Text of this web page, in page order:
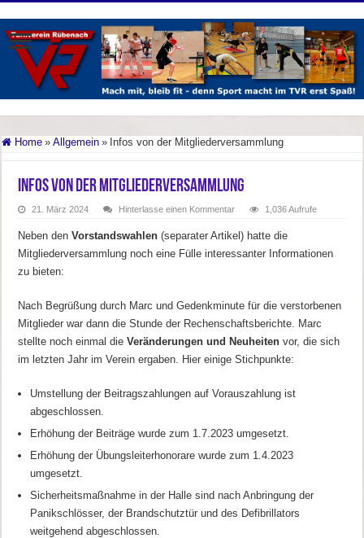
Home » Allgemein » Infos von der Mitgliederversammlung
Infos von der Mitgliederversammlung
21. März 2024 Hinterlasse einen Kommentar 1,036 Aufrufe
Neben denVorstandswahlen (separater Artikel) hatte die
Mitgliederversammlung noch eine Fülle interessanter Informationen
zu bieten:
Nach Begrüßung durch Marc und Gedenkminute für die verstorbenen
Mitglieder war dann die Stunde der Rechenschaftsberichte. Marc
stellte noch einmal dieVeränderungen und Neuheitenvor, die sich
im letzten Jahr im Verein ergaben. Hier einige Stichpunkte:
Umstellung der Beitragszahlungen auf Vorauszahlung ist
abgeschlossen.
Erhöhung der Beiträge wurde zum 1.7.2023 umgesetzt.
Erhöhung der Übungsleiterhonorare wurde zum 1.4.2023
umgesetzt.
Sicherheitsmaßnahme in der Halle sind nach Anbringung der
Panikschlösser, der Brandschutztür und des Defibrillators
weitgehend abgeschlossen.